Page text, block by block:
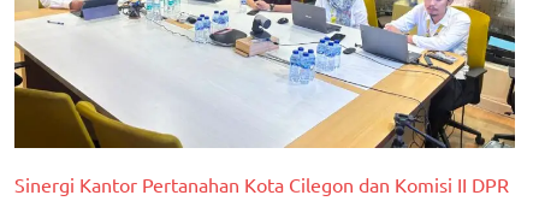
Sinergi Kantor Pertanahan Kota Cilegon dan Komisi II DPR